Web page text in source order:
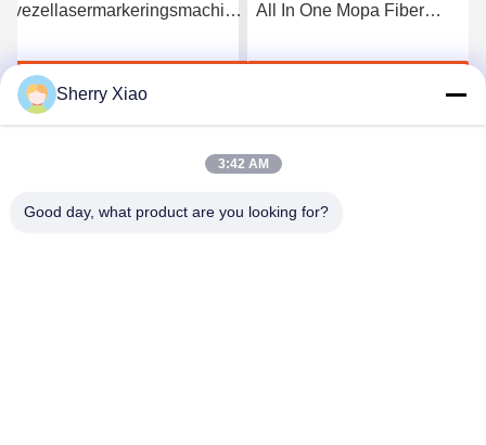
vezellasermarkeringsmachine
luchtkoeling
Ga Nu Praten.
All In One Mopa Fiber
Marking Machine
Sherry Xiao
3:42 AM
Good day, what product are you looking for?